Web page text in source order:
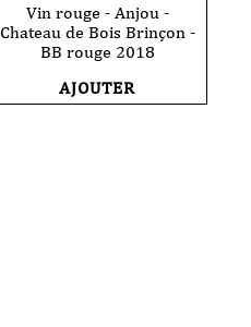
Vin rouge - Anjou -
Chateau de Bois Brinçon -
BB rouge 2018
AJOUTER